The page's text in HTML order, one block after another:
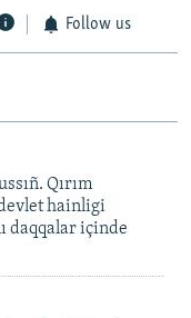
Follow us
Qırım
hainligi
daqqalar içinde